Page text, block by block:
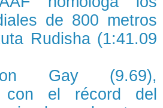
de 800 metros
Rudisha (1:41.09
Gay (9.69),
con el récord del